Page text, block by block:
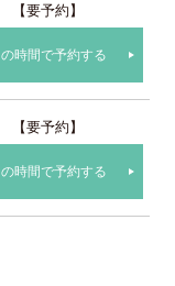
【要予約】
の時間で予約する
【要予約】
の時間で予約する